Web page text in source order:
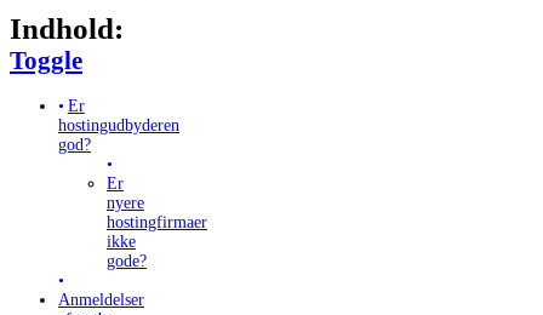
Indhold:
Toggle Table of Content
Toggle
Er
hostingudbyderen
god?
Er
nyere
hostingfirmaer
ikke
gode?
Anmeldelser